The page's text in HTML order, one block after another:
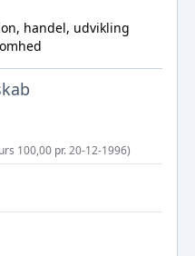
handel, udvikling
100,00 pr. 20-12-1996)